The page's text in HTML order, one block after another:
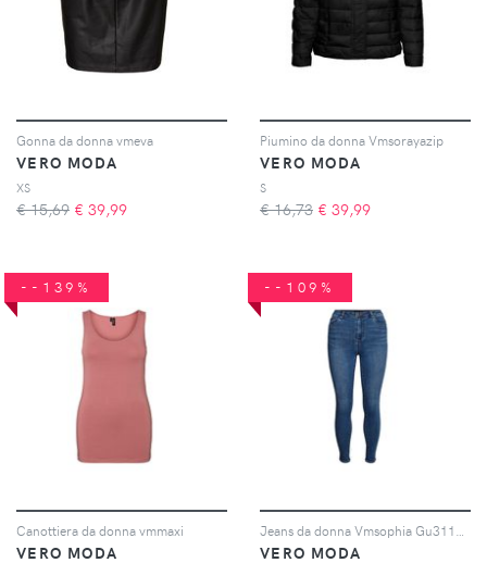
Gonna da donna vmeva
VERO MODA
XS
€ 15,69 € 39,99
Piumino da donna Vmsorayazip
VERO MODA
S
€ 16,73 € 39,99
--139%
Canottiera da donna vmmaxi
VERO MODA
--109%
VERO MODA